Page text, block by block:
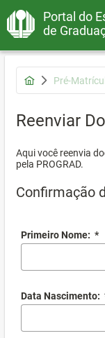
Portal do
de
Pré-
Reenviar
Aqui você reenvia
pela PROGRAD.
Confirmação
Primeiro Nome: *
Data Nascimento: